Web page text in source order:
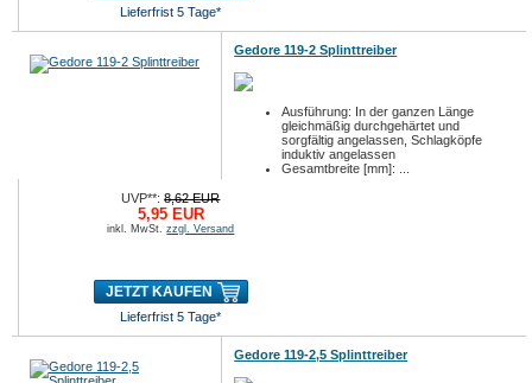
Lieferfrist 5 Tage*
Gedore 119-2 Splinttreiber
Ausführung: In der ganzen Länge
gleichmäßig durchgehärtet und
sorgfältig angelassen, Schlagköpfe
induktiv angelassen
Gesamtbreite [mm]: ...
UVP**:8,62 EUR
5,95 EUR
inkl. MwSt.zzgl. Versand
JETZT KAUFEN
Lieferfrist 5 Tage*
Gedore 119-2,5 Splinttreiber